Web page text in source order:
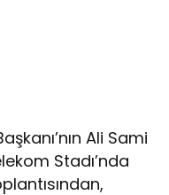
Ali Sami
Stadı’nda